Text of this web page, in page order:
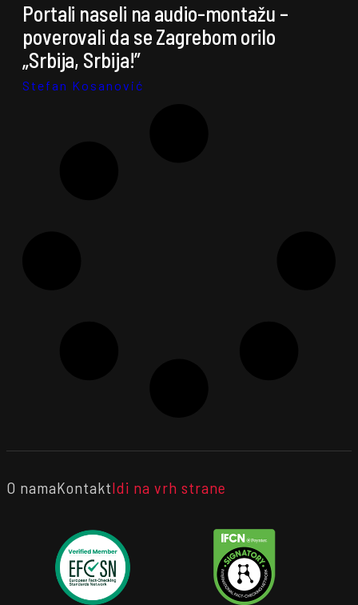
Portali naseli na audio-montažu –
poverovali da se Zagrebom orilo
„Srbija, Srbija!”
Stefan Kosanović
O namaKontaktIdi na vrh strane